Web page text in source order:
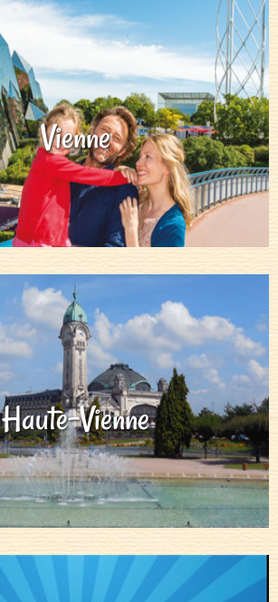
Vienne
Haute-Vienne